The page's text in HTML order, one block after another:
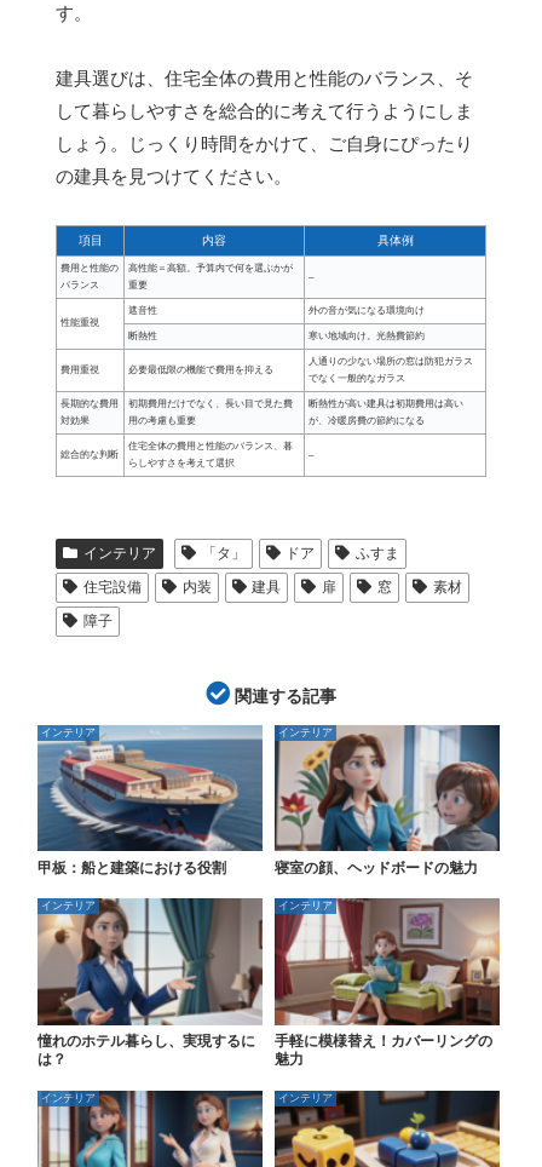
す。
建具選びは、住宅全体の費用と性能のバランス、そ
して暮らしやすさを総合的に考えて行うようにしま
しょう。じっくり時間をかけて、ご自身にぴったり
の建具を見つけてください。
項目 内容 具体例
費用と性能の
バランス
高性能＝高額。予算内で何を選ぶかが
重要
–
性能重視
遮音性 外の音が気になる環境向け
断熱性 寒い地域向け。光熱費節約
費用重視 必要最低限の機能で費用を抑える
人通りの少ない場所の窓は防犯ガラス
でなく一般的なガラス
長期的な費用
対効果
初期費用だけでなく、長い目で見た費
用の考慮も重要
断熱性が高い建具は初期費用は高い
が、冷暖房費の節約になる
総合的な判断
住宅全体の費用と性能のバランス、暮
らしやすさを考えて選択
–
インテリア 「タ」 ドア
ふすま
住宅設備
内装 建具 扉 窓
素材
障子
関連する記事
インテリア
甲板：船と建築における役割
インテリア
寝室の顔、ヘッドボードの魅力
インテリア
憧れのホテル暮らし、実現するに
は？
インテリア
手軽に模様替え！カバーリングの
魅力
インテリア インテリア